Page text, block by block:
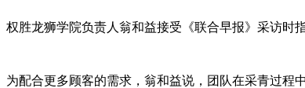
权胜龙狮学院负责人翁和益接受《联合早报》采访时
为配合更多顾客的需求，翁和益说，团队在采青过程